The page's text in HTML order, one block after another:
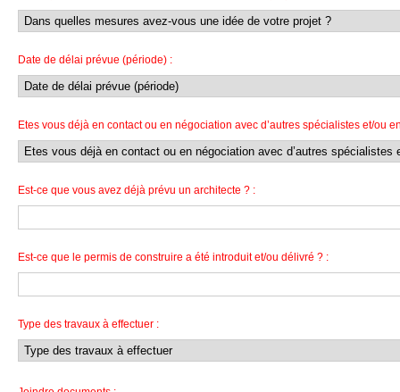
Date de délai prévue (période) :
Etes vous déjà en contact ou en négociation avec d’autres spécialistes et/ou
Est-ce que vous avez déjà prévu un architecte ? :
Est-ce que le permis de construire a été introduit et/ou délivré ? :
Type des travaux à effectuer :